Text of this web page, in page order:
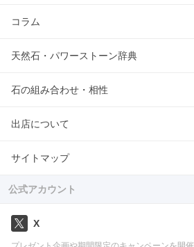
コラム
天然石・パワーストーン辞典
石の組み合わせ・相性
出店について
サイトマップ
公式アカウント
X